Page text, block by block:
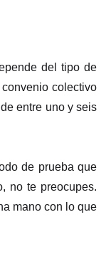
del tipo de
colectivo
entre uno y seis
de prueba que
no te preocupes.
mano con lo que